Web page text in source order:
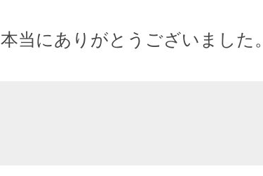
本当にありがとうございました。